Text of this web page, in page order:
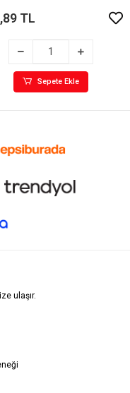
TL
Sepete Ekle
ulaşır.